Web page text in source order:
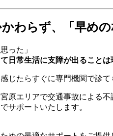
わらず、「早め
った」
日常生活に支障が出ることは
じたらすぐに専門機関で診て
原エリアで交通事故による不
サポートいたします。